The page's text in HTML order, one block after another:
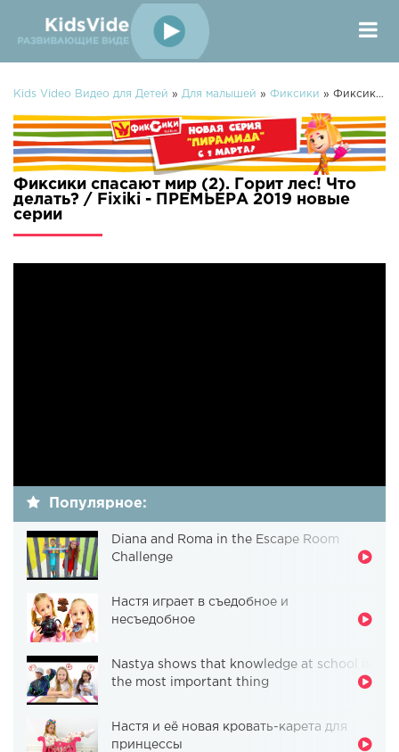
Kids Video Видео для Детей » Для малышей » Фиксики » Фиксики спасают мир (2). Горит лес! Что делать? / Fixiki - ПРЕМЬЕРА 2019
Фиксики спасают мир (2). Горит лес! Что
делать? / Fixiki - ПРЕМЬЕРА 2019 новые
серии
Популярное:
Diana and Roma in the Escape Room
Challenge
Настя играет в съедобное и
несъедобное
Nastya shows that knowledge at school is
the most important thing
Настя и её новая кровать-карета для
принцессы